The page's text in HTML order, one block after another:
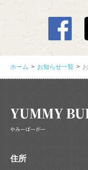
ホーム お知らせ一覧
YUMMY
やみーばーがー
住所
この
峰屋に写真を投稿し